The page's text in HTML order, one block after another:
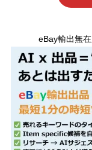
eBay輸出無在